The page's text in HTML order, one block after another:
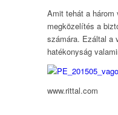
Amit tehát a három
megközelítés a
számára. Ezáltal a
hatékonyság
www.rittal.com